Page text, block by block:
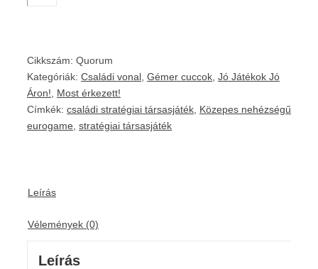
Cikkszám: Quorum
Kategóriák: Családi vonal Gémer cuccok Jó Játékok Jó
Áron!
Most érkezett!
Címkék: családi stratégiai társasjáték Közepes nehézségű
eurogame stratégiai társasjáték
Leírás
Vélemények (0)
Leírás